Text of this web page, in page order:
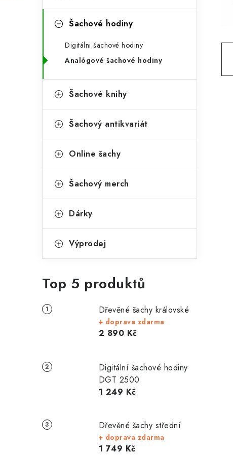
n
í
p
n
i
Šachové hodiny
Digitálni šachové hodiny
Analógové šachové hodiny
Šachové knihy
Šachový antikvariát
Online šachy
Šachový merch
Dárky
Výprodej
Top 5 produktů
Dřevěné šachy královské
+ doprava zdarma
2 890 Kč
Digitální šachové hodiny
DGT 2500
1 249 Kč
Dřevěné šachy střední
+ doprava zdarma
1 749 Kč